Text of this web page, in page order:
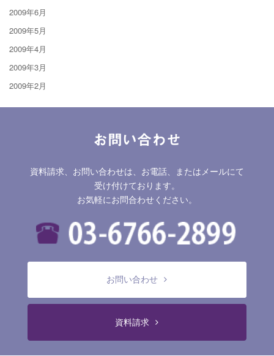
2009年6月
2009年5月
2009年4月
2009年3月
2009年2月
お問い合わせ
資料請求、お問い合わせは、お電話、またはメールにて
受け付けております。
お気軽にお問合わせください。
お問い合わせ
資料請求